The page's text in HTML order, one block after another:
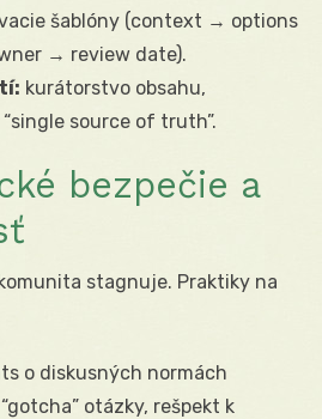
šablóny (context → options
→ review date).
kurátorstvo obsahu,
source of truth”.
bezpečie a
stagnuje. Praktiky na
o diskusných normách
otázky, rešpekt k